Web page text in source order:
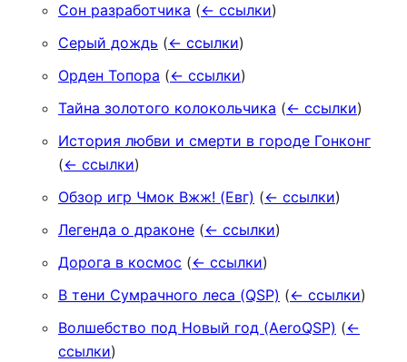
Сон разработчика (← ссылки)
Серый дождь (← ссылки)
Орден Топора (← ссылки)
Тайна золотого колокольчика (← ссылки)
История любви и смерти в городе Гонконг
(← ссылки)
Обзор игр Чмок Вжж! (Евг) (← ссылки)
Легенда о драконе (← ссылки)
Дорога в космос (← ссылки)
В тени Сумрачного леса (QSP) (← ссылки)
Волшебство под Новый год (AeroQSP) (←
ссылки)